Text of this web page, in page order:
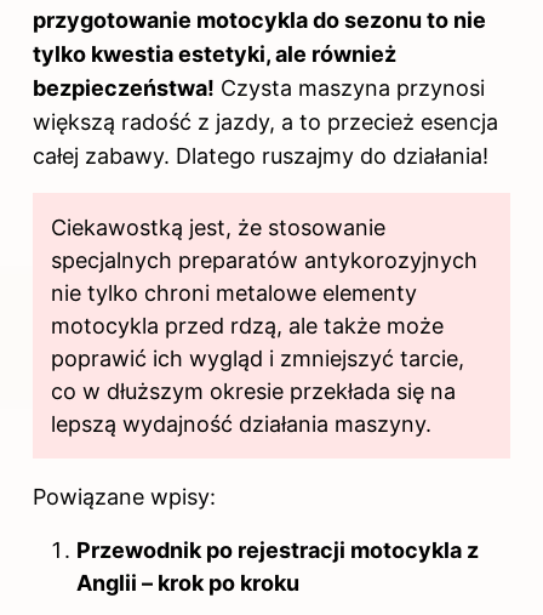
przygotowanie motocykla do sezonu to nie
tylko kwestia estetyki, ale również
bezpieczeństwa! Czysta maszyna przynosi
większą radość z jazdy, a to przecież esencja
całej zabawy. Dlatego ruszajmy do działania!
Ciekawostką jest, że stosowanie
specjalnych preparatów antykorozyjnych
nie tylko chroni metalowe elementy
motocykla przed rdzą, ale także może
poprawić ich wygląd i zmniejszyć tarcie,
co w dłuższym okresie przekłada się na
lepszą wydajność działania maszyny.
Powiązane wpisy:
Przewodnik po rejestracji motocykla z
Anglii – krok po kroku